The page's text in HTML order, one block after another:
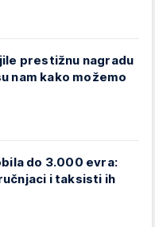
prestižnu nagradu
nam kako možemo
do 3.000 evra:
i taksisti ih